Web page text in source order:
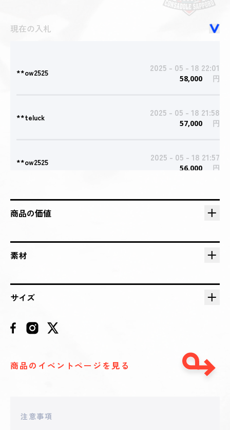
現在の入札
**ow2525 2025 - 05 - 18 22:01
58,000 円
**teluck 2025 - 05 - 18 21:58
57,000 円
**ow2525 2025 - 05 - 18 21:57
56,000 円
2025 - 05 - 18 21:52
円
**ow2525 2025 - 05 - 18 21:43
円
**teluck 2025 - 05 - 18 21:02
2025 - 05 - 18 20:11
商品の価値
素材
サイズ
商品のイベントページを見る
注意事項